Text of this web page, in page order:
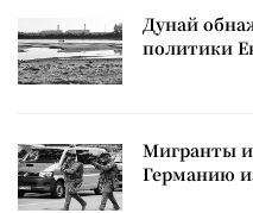
Дунай
политики
Мигранты
Германию